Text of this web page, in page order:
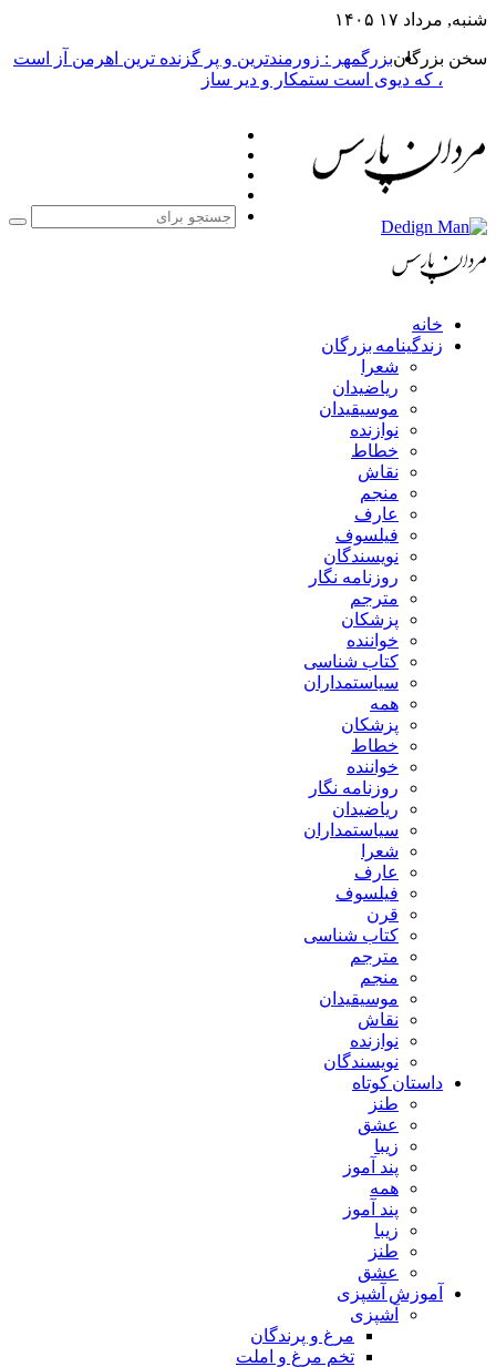
شنبه, مرداد ۱۷ ۱۴۰۵
سخن بزرگانبزرگمهر : زورمندترین و پر گزنده ترین اهرمن آز است
، که دیوی است ستمکار و دیر ساز
خانه
زندگینامه بزرگان
شعرا
ریاضیدان
موسیقیدان
نوازنده
خطاط
نقاش
منجم
عارف
فیلسوف
نویسندگان
روزنامه نگار
مترجم
پزشکان
خواننده
کتاب شناسی
سیاستمداران
همه
پزشکان
خطاط
خواننده
روزنامه نگار
ریاضیدان
سیاستمداران
شعرا
عارف
فیلسوف
قرن
کتاب شناسی
مترجم
منجم
موسیقیدان
نقاش
نوازنده
نویسندگان
داستان کوتاه
طنز
عشق
زیبا
پند آموز
همه
پند آموز
زیبا
طنز
عشق
آموزش آشپزی
آشپزی
مرغ و پرندگان
تخم مرغ و املت